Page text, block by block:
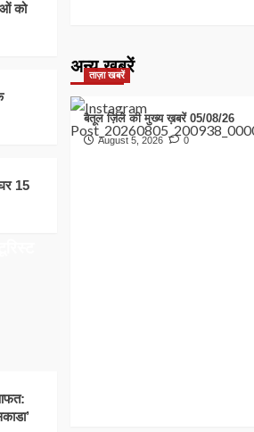
अन्य खबरें
ताज़ा खबरें
बैतूल ज़िले की मुख्य ख़बरें 05/08/26
August 5, 2026 0
को
15